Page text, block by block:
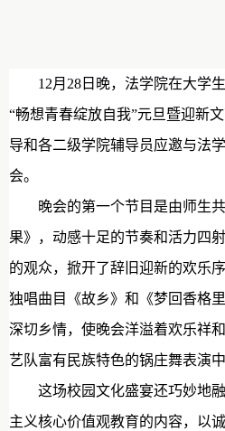
12月28日晚，法学院在大学
“畅想青春绽放自我”元旦暨迎新
导和各二级学院辅导员应邀与法
会。
晚会的第一个节目是由师生
果》，动感十足的节奏和活力四
的观众，掀开了辞旧迎新的欢乐
独唱曲目《故乡》和《梦回香格
深切乡情，使晚会洋溢着欢乐祥
艺队富有民族特色的锅庄舞表演
这场校园文化盛宴还巧妙地
主义核心价值观教育的内容，以